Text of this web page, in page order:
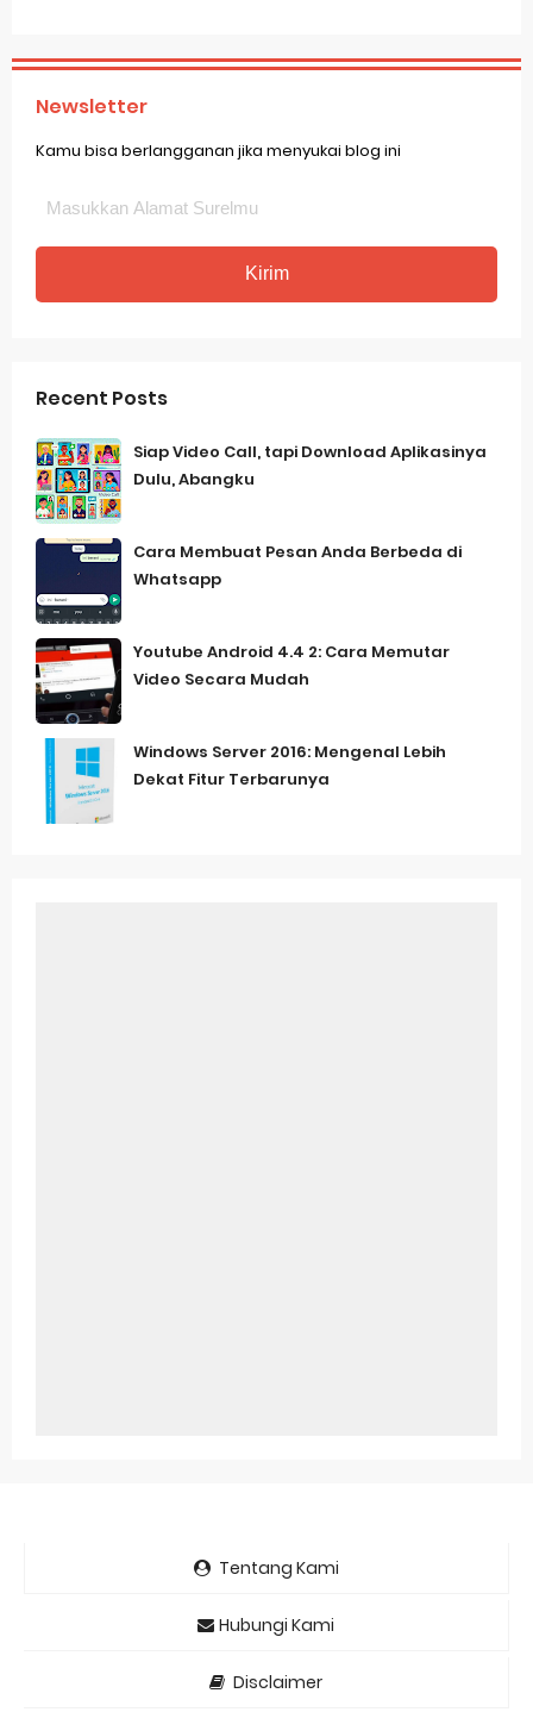
Newsletter
Kamu bisa berlangganan jika menyukai blog ini
Recent Posts
Siap Video Call, tapi Download Aplikasinya
Dulu, Abangku
Cara Membuat Pesan Anda Berbeda di
Whatsapp
Youtube Android 4.4 2: Cara Memutar
Video Secara Mudah
Windows Server 2016: Mengenal Lebih
Dekat Fitur Terbarunya
Tentang Kami
Hubungi Kami
Disclaimer